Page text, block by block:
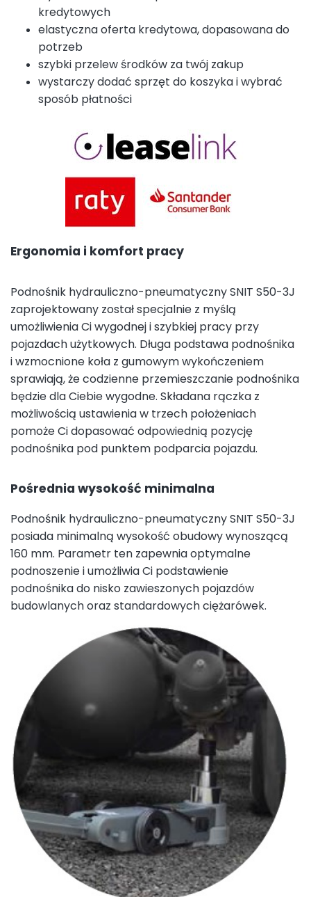
kredytowych
elastyczna oferta kredytowa, dopasowana do
potrzeb
szybki przelew środków za twój zakup
wystarczy dodać sprzęt do koszyka i wybrać
sposób płatności
Ergonomia i komfort pracy
Podnośnik hydrauliczno-pneumatyczny SNIT S50-3J
zaprojektowany został specjalnie z myślą
umożliwienia Ci wygodnej i szybkiej pracy przy
pojazdach użytkowych. Długa podstawa podnośnika
i wzmocnione koła z gumowym wykończeniem
sprawiają, że codzienne przemieszczanie podnośnika
będzie dla Ciebie wygodne. Składana rączka z
możliwością ustawienia w trzech położeniach
pomoże Ci dopasować odpowiednią pozycję
podnośnika pod punktem podparcia pojazdu.
Pośrednia wysokość minimalna
Podnośnik hydrauliczno-pneumatyczny SNIT S50-3J
posiada minimalną wysokość obudowy wynoszącą
160 mm. Parametr ten zapewnia optymalne
podnoszenie i umożliwia Ci podstawienie
podnośnika do nisko zawieszonych pojazdów
budowlanych oraz standardowych ciężarówek.